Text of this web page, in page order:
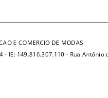
E COMERCIO DE MODAS
- IE: 149.816.307.110 - Rua